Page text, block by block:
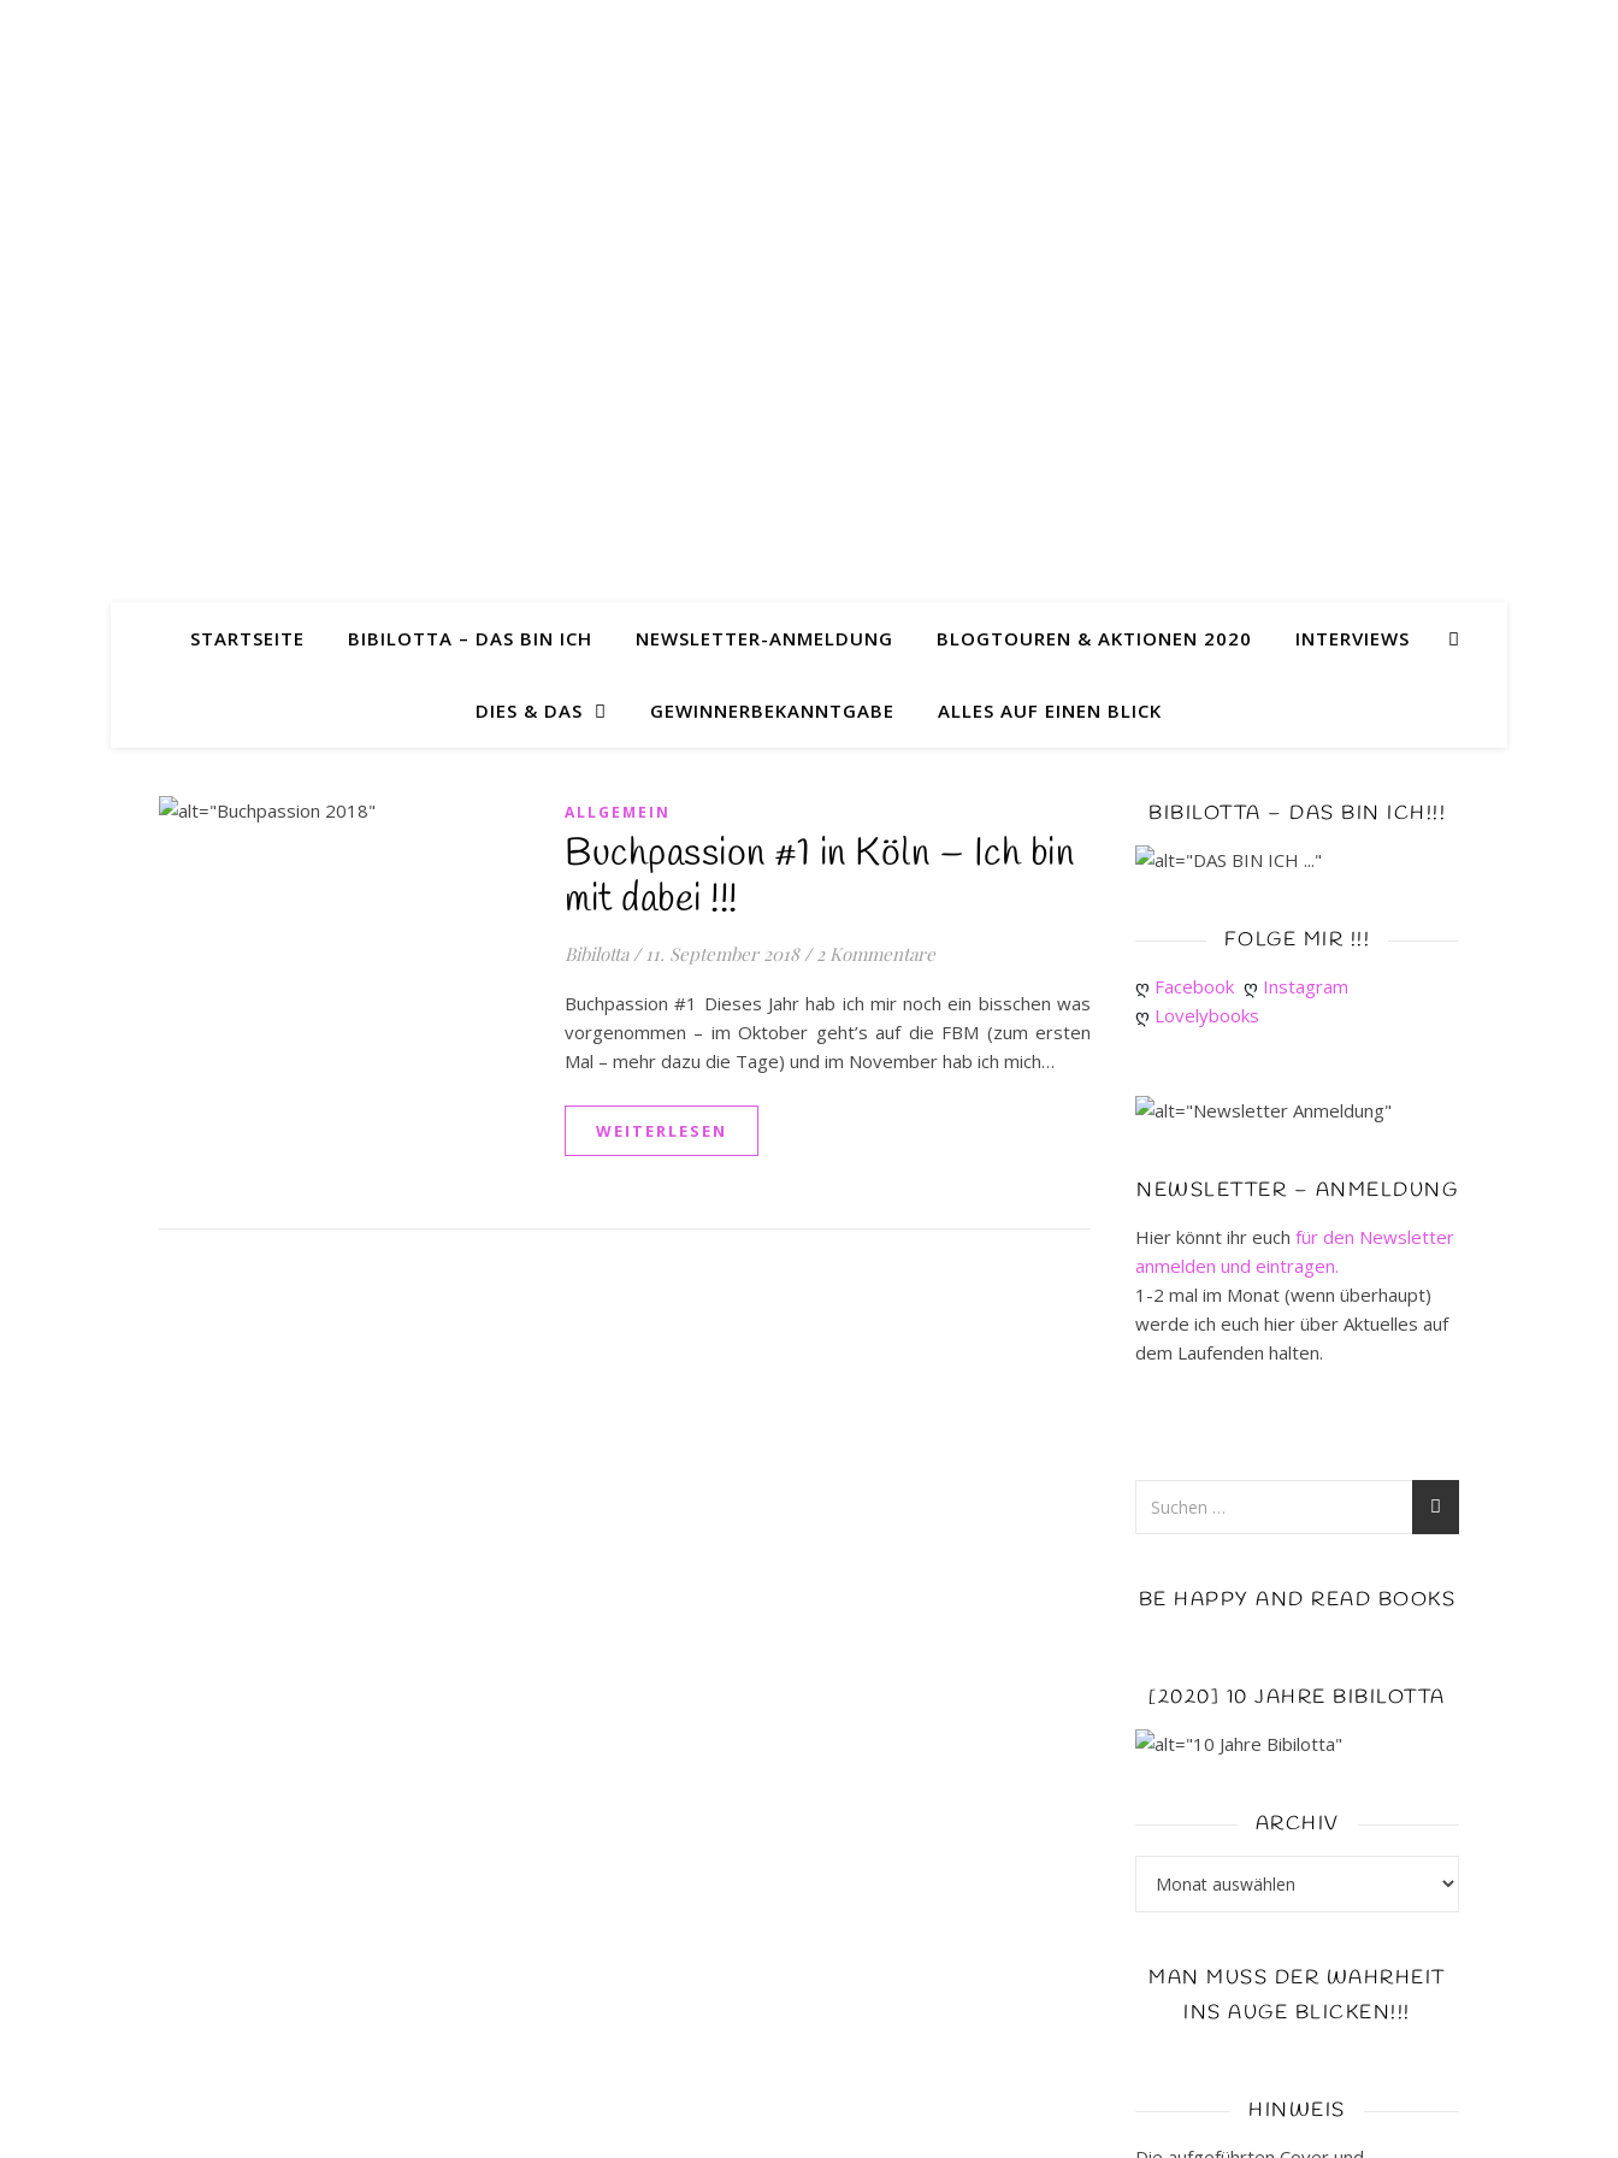
STARTSEITE BIBILOTTA – DAS BIN ICH NEWSLETTER-ANMELDUNG BLOGTOUREN & AKTIONEN 2020 INTERVIEWS
DIES & DAS GEWINNERBEKANNTGABE ALLES AUF EINEN BLICK
ALLGEMEIN
Buchpassion #1 in Köln – Ich bin
mit dabei !!!
Bibilotta / 11. September 2018 / 2 Kommentare
Buchpassion #1 Dieses Jahr hab ich mir noch ein bisschen was
vorgenommen – im Oktober geht’s auf die FBM (zum ersten
Mal – mehr dazu die Tage) und im November hab ich mich…
WEITERLESEN
BIBILOTTA – DAS BIN ICH!!!
FOLGE MIR !!!
ღ Facebook ღ Instagram
ღ Lovelybooks
NEWSLETTER – ANMELDUNG
Hier könnt ihr euch für den Newsletter
anmelden und eintragen.
1-2 mal im Monat (wenn überhaupt)
werde ich euch hier über Aktuelles auf
dem Laufenden halten.
BE HAPPY AND READ BOOKS
[2020] 10 JAHRE BIBILOTTA
ARCHIV
MAN MUSS DER WAHRHEIT
INS AUGE BLICKEN!!!
HINWEIS